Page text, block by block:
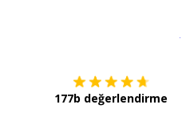
177b değerlendirme